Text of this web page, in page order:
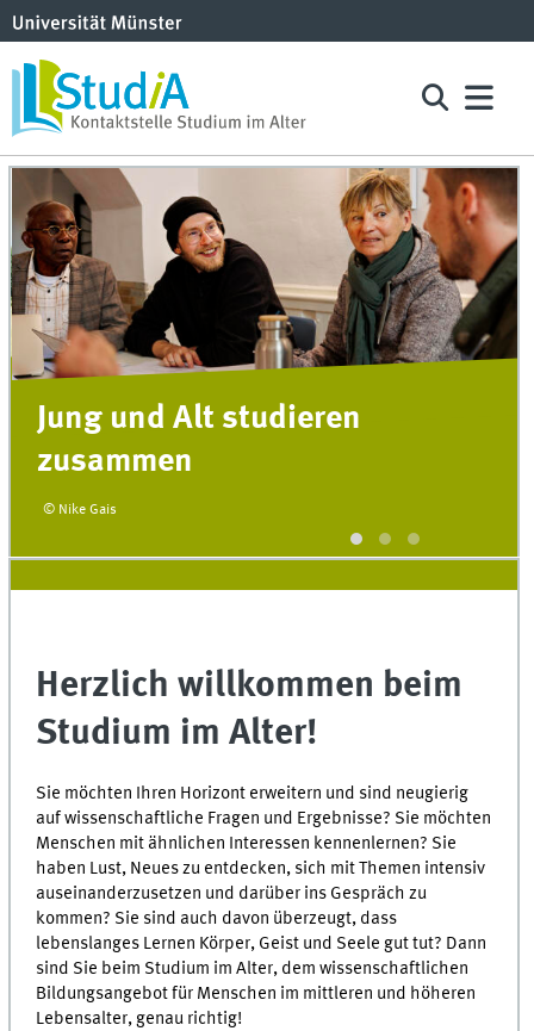
Menschen mit ähnlichen
Interessen kennenlernen
© Nike Gais
Herzlich willkommen beim
Studium im Alter!
Sie möchten Ihren Horizont erweitern und sind neugierig
auf wissenschaftliche Fragen und Ergebnisse? Sie möchten
Menschen mit ähnlichen Interessen kennenlernen? Sie
haben Lust, Neues zu entdecken, sich mit Themen intensiv
auseinanderzusetzen und darüber ins Gespräch zu
kommen? Sie sind auch davon überzeugt, dass
lebenslanges Lernen Körper, Geist und Seele gut tut? Dann
sind Sie beim Studium im Alter, dem wissenschaftlichen
Bildungsangebot für Menschen im mittleren und höheren
Lebensalter, genau richtig!